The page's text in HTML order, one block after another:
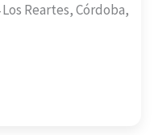
Reartes, Córdoba,